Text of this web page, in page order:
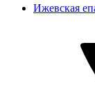
Ижевская